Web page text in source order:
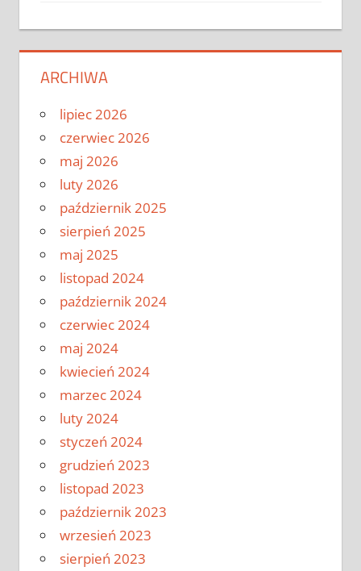
ARCHIWA
lipiec 2026
czerwiec 2026
maj 2026
luty 2026
październik 2025
sierpień 2025
maj 2025
listopad 2024
październik 2024
czerwiec 2024
maj 2024
kwiecień 2024
marzec 2024
luty 2024
styczeń 2024
grudzień 2023
listopad 2023
październik 2023
wrzesień 2023
sierpień 2023